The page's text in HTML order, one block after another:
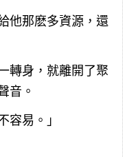
他那麽多資源，還
轉身，就離開了聚
音。
容易。」